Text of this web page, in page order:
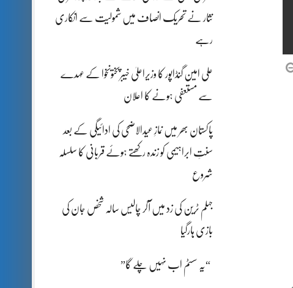
نثار نے تحریک انصاف میں شمولیت سے انکاری
رہے
علی امین گنڈاپور کا وزیراعلیٰ خیبرپختونخوا کے عہدے
سے مستعفی ہونے کا اعلان
پاکستان بھر میں نمازِ عیدالاضحی کی ادائیگی کے بعد
سنتِ ابراہیمی کو زندہ رکھتے ہوئے قربانی کا سلسلہ
شروع
جہلم ٹرین کی زد میں آکر چالیس سالہ شخص جان کی
بازی ہارگیا
“یہ سسٹم اب نہیں چلے گا”